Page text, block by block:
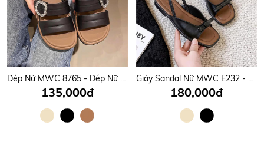
Dép Nữ MWC 8765 - Dép Nữ Quai Đôi Phối Khóa Đá Ánh Bạc Lấp Lánh Sang Trọng, Thời Trang, Êm Nhẹ, Bền Đẹp.
135,000đ
Giày Sandal Nữ MWC E232 - Sandal Nữ Quai Ngang Phối Nơ Siêu Xinh, Đi Học, Đi Chơi Êm Nhẹ, Bền Đẹp.
180,000đ